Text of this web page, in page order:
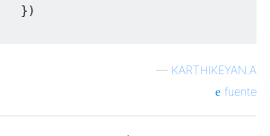
})
— KARTHIKEYAN.A
fuente